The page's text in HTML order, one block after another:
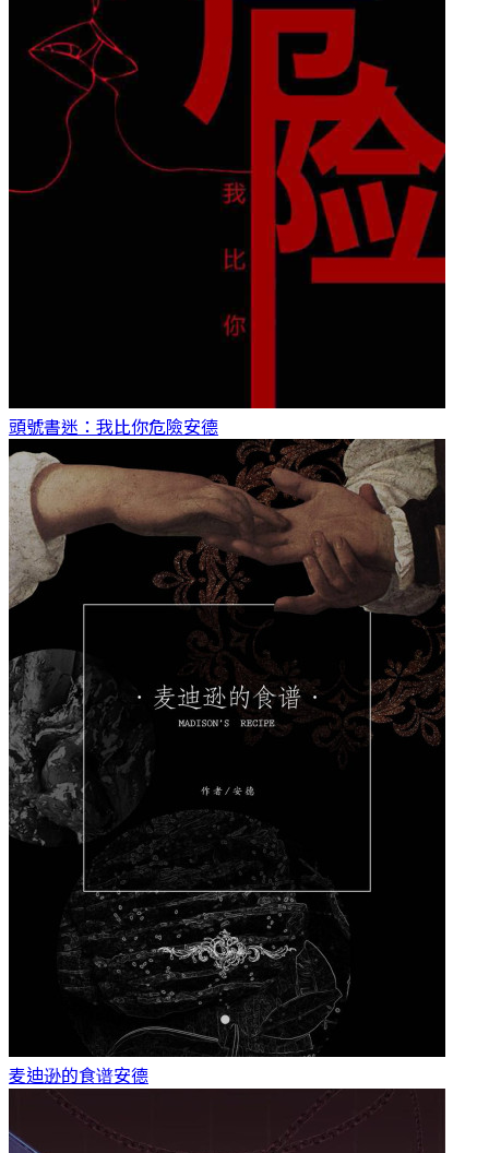
頭號書迷：我比你危險安德
麦迪逊的食谱安德